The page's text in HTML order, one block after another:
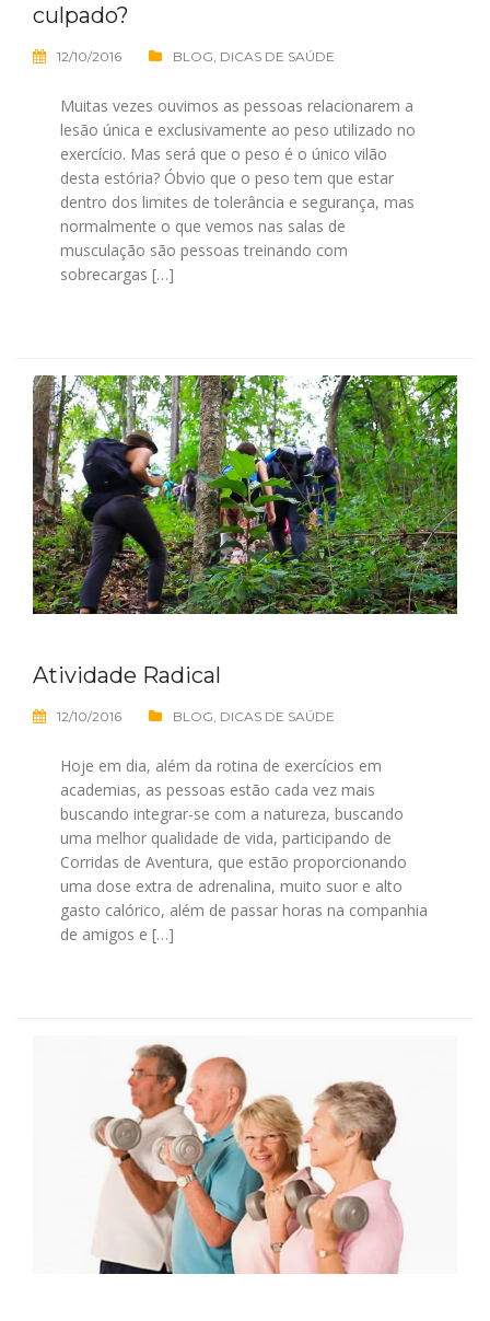
culpado?
12/10/2016 BLOG DICAS DE SAÚDE
Muitas vezes ouvimos as pessoas relacionarem a
lesão única e exclusivamente ao peso utilizado no
exercício. Mas será que o peso é o único vilão
desta estória? Óbvio que o peso tem que estar
dentro dos limites de tolerância e segurança, mas
normalmente o que vemos nas salas de
musculação são pessoas treinando com
sobrecargas […]
Atividade Radical
12/10/2016 BLOG, DICAS DE SAÚDE
Hoje em dia, além da rotina de exercícios em
academias, as pessoas estão cada vez mais
buscando integrar-se com a natureza, buscando
uma melhor qualidade de vida, participando de
Corridas de Aventura, que estão proporcionando
uma dose extra de adrenalina, muito suor e alto
gasto calórico, além de passar horas na companhia
de amigos e […]